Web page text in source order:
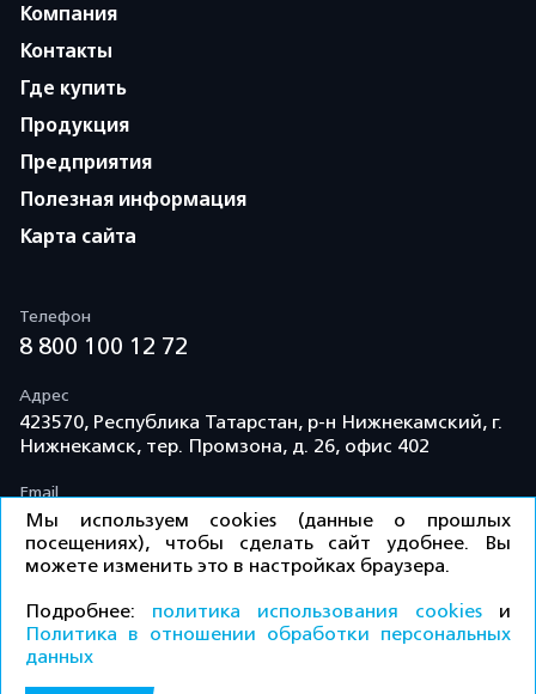
Компания
Контакты
Где купить
Продукция
Предприятия
Полезная информация
Карта сайта
Телефон
8 800 100 12 72
Адрес
423570, Республика Татарстан, р-н Нижнекамский, г.
Нижнекамск, тер. Промзона, д. 26, офис 402
Email
info@td-kama.com
©ООО «Торговый дом «Кама» 2026 / Все права
защищены.
Политика конфиденциальности
Мы используем cookies (данные о прошлых
посещениях), чтобы сделать сайт удобнее. Вы
можете изменить это в настройках браузера.
Подробнее: политика использования cookies и
Политика в отношении обработки персональных
данных